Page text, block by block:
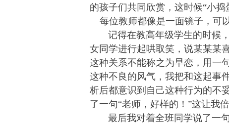
的孩子们共同欣赏，这时候“小捣
每位教师都像是一面镜子，可
记得在教高年级学生的时候
女同学进行起哄取笑，说某某某
这种关系不能称之为早恋，用一
这种不良的风气，我把和这起事
析后都意识到自己这种行为的不
了一句“老师，好样的！”这让我
最后我对着全班同学说了一